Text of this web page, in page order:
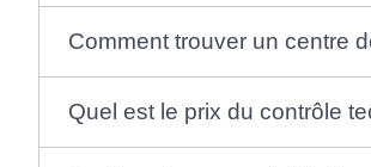
Comment trouver un centre
Quel est le prix du contrôle